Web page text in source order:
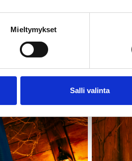
Mieltymykset
Salli valinta